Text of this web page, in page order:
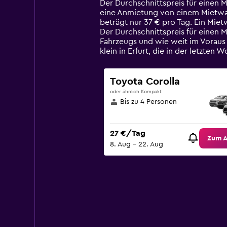
categories.
The
chart
has
1
axis
displaying
values.
Range:
0
Der Durchschnittspreis für einen
eine Anmietung von einem
beträgt nur 37 € pro Tag. Ein
Der Durchschnittspreis für einen
Fahrzeugs und wie weit im
klein in Erfurt, die in der letzten
Toyota Corolla
oder ähnlich Kompakt
Bis zu 4 Personen
27 €/Tag
8. Aug – 22. Aug
Zum